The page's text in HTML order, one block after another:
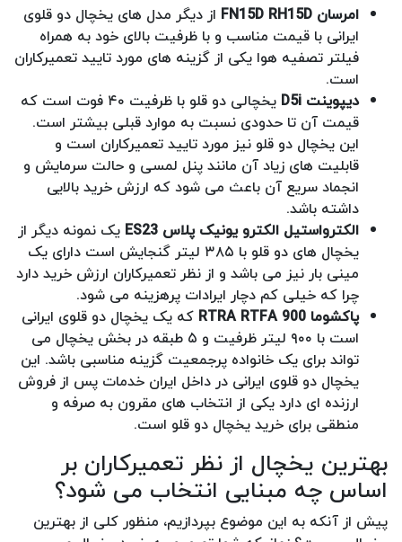
امرسان FN15D RH15D
از دیگر مدل های یخچال دو قلوی
ایرانی با قیمت مناسب و با ظرفیت بالای خود به همراه
فیلتر تصفیه هوا یکی از گزینه های مورد تایید تعمیرکاران
است.
دیپوینت D5i
یخچالی دو قلو با ظرفیت ۴۰ فوت است که
قیمت آن تا حدودی نسبت به موارد قبلی بیشتر است.
این یخچال دو قلو نیز مورد تایید تعمیرکاران است و
قابلیت های زیاد آن مانند پنل لمسی و حالت سرمایش و
انجماد سریع آن باعث می شود که ارزش خرید بالایی
داشته باشد.
الکترواستیل الکترو یونیک پلاس ES23
یک نمونه دیگر از
یخچال های دو قلو با ۳۸۵ لیتر گنجایش است دارای یک
مینی بار نیز می باشد و از نظر تعمیرکاران ارزش خرید دارد
چرا که خیلی کم دچار ایرادات پرهزینه می شود.
پاکشوما RTRA RTFA 900
که یک یخچال دو قلوی ایرانی
است با ۹۰۰ لیتر ظرفیت و ۵ طبقه در بخش یخچال می
تواند برای یک خانواده پرجمعیت گزینه مناسبی باشد. این
یخچال دو قلوی ایرانی در داخل ایران خدمات پس از فروش
ارزنده ای دارد یکی از انتخاب های مقرون به صرفه و
منطقی برای خرید یخچال دو قلو است.
بهترین یخچال از نظر تعمیرکاران بر
اساس چه مبنایی انتخاب می شود؟
پیش از آنکه به این موضوع بپردازیم، منظور کلی از بهترین